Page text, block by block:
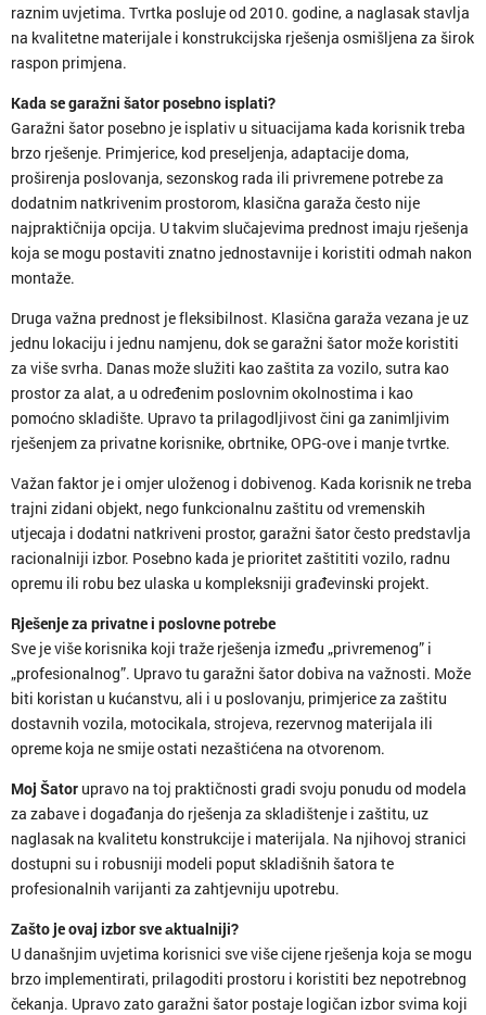
raznim uvjetima. Tvrtka posluje od 2010. godine, a naglasak stavlja
na kvalitetne materijale i konstrukcijska rješenja osmišljena za širok
raspon primjena.
Kada se garažni šator posebno isplati?
Garažni šator posebno je isplativ u situacijama kada korisnik treba
brzo rješenje. Primjerice, kod preseljenja, adaptacije doma,
proširenja poslovanja, sezonskog rada ili privremene potrebe za
dodatnim natkrivenim prostorom, klasična garaža često nije
najpraktičnija opcija. U takvim slučajevima prednost imaju rješenja
koja se mogu postaviti znatno jednostavnije i koristiti odmah nakon
montaže.
Druga važna prednost je fleksibilnost. Klasična garaža vezana je uz
jednu lokaciju i jednu namjenu, dok se garažni šator može koristiti
za više svrha. Danas može služiti kao zaštita za vozilo, sutra kao
prostor za alat, a u određenim poslovnim okolnostima i kao
pomoćno skladište. Upravo ta prilagodljivost čini ga zanimljivim
rješenjem za privatne korisnike, obrtnike, OPG-ove i manje tvrtke.
Važan faktor je i omjer uloženog i dobivenog. Kada korisnik ne treba
trajni zidani objekt, nego funkcionalnu zaštitu od vremenskih
utjecaja i dodatni natkriveni prostor, garažni šator često predstavlja
racionalniji izbor. Posebno kada je prioritet zaštititi vozilo, radnu
opremu ili robu bez ulaska u kompleksniji građevinski projekt.
Rješenje za privatne i poslovne potrebe
Sve je više korisnika koji traže rješenja između „privremenog” i
„profesionalnog”. Upravo tu garažni šator dobiva na važnosti. Može
biti koristan u kućanstvu, ali i u poslovanju, primjerice za zaštitu
dostavnih vozila, motocikala, strojeva, rezervnog materijala ili
opreme koja ne smije ostati nezaštićena na otvorenom.
Moj Šator upravo na toj praktičnosti gradi svoju ponudu od modela
za zabave i događanja do rješenja za skladištenje i zaštitu, uz
naglasak na kvalitetu konstrukcije i materijala. Na njihovoj stranici
dostupni su i robusniji modeli poput skladišnih šatora te
profesionalnih varijanti za zahtjevniju upotrebu.
Zašto je ovaj izbor sve аktualniji?
U današnjim uvjetima korisnici sve više cijene rješenja koja se mogu
brzo implementirati, prilagoditi prostoru i koristiti bez nepotrebnog
čekanja. Upravo zato garažni šator postaje logičan izbor svima koji